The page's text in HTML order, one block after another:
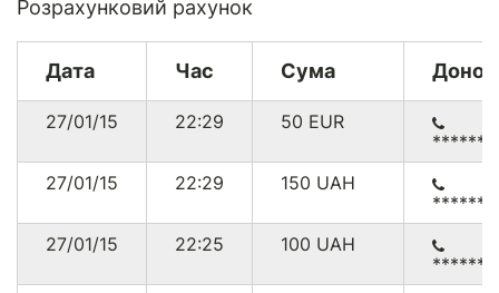
Розрахунковий рахунок
Дата Час Сума Донор
27/01/15 22:29 50 EUR
27/01/15
22:29 150 UAH
27/01/15
22:25 100 UAH